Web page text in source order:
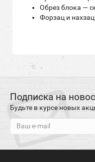
Обрез блока —
Форзац и
Подписка на
Будьте в курсе новых